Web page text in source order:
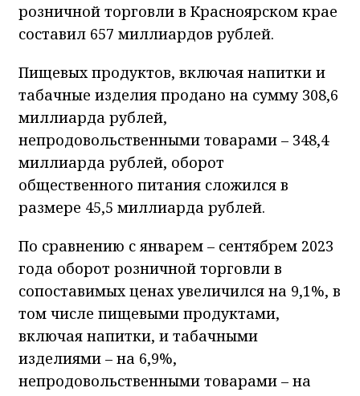
розничной торговли в Красноярском крае
составил 657 миллиардов рублей.
Пищевых продуктов, включая напитки и
табачные изделия продано на сумму 308,6
миллиарда рублей,
непродовольственными товарами – 348,4
миллиарда рублей, оборот
общественного питания сложился в
размере 45,5 миллиарда рублей.
По сравнению с январем – сентябрем 2023
года оборот розничной торговли в
сопоставимых ценах увеличился на 9,1%, в
том числе пищевыми продуктами,
включая напитки, и табачными
изделиями – на 6,9%,
непродовольственными товарами – на